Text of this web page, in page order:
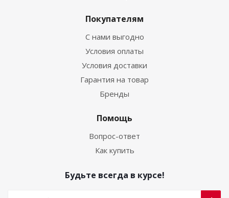
Покупателям
С нами выгодно
Условия оплаты
Условия доставки
Гарантия на товар
Бренды
Помощь
Вопрос-ответ
Как купить
Будьте всегда в курсе!